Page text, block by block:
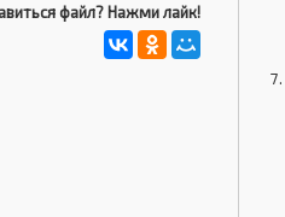
файл? Нажми лайк!